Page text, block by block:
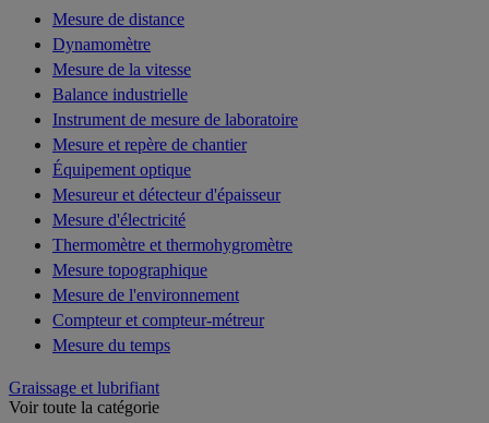
Mesure de distance
Dynamomètre
Mesure de la vitesse
Balance industrielle
Instrument de mesure de laboratoire
Mesure et repère de chantier
Équipement optique
Mesureur et détecteur d'épaisseur
Mesure d'électricité
Thermomètre et thermohygromètre
Mesure topographique
Mesure de l'environnement
Compteur et compteur-métreur
Mesure du temps
Graissage et lubrifiant
Voir toute la catégorie